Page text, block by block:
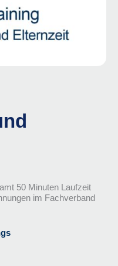
50 Minuten Laufzeit
im Fachverband